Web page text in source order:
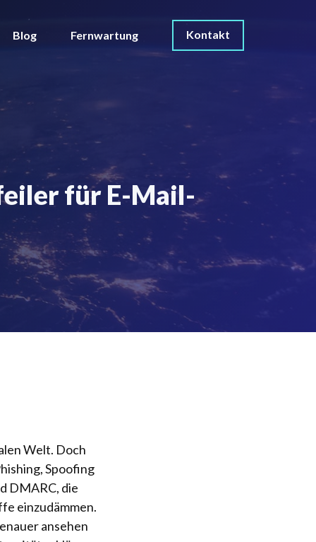
Blog Fernwartung Kontakt
für E-Mail-
Welt. Doch
Spoofing
DMARC, die
einzudämmen.
ansehen